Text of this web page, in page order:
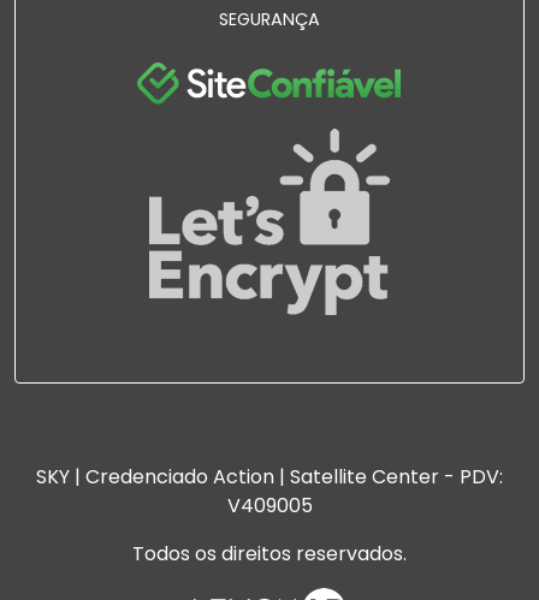
SEGURANÇA
SKY | Credenciado Action | Satellite Center - PDV:
V409005
Todos os direitos reservados.